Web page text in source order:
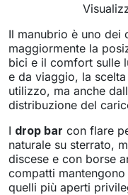
Il manubrio è uno dei
maggiormente la
bici e il comfort sulle
e da viaggio, la
utilizzo, ma anche
distribuzione del
I drop bar con flare
naturale su sterrato,
discese e con borse
compatti
quelli più aperti